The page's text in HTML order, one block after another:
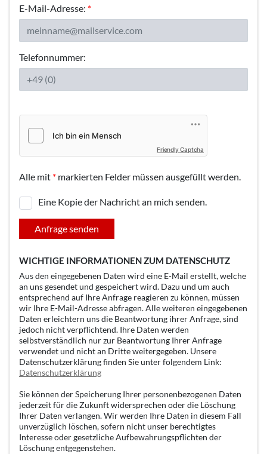
E-Mail-Adresse: *
Telefonnummer:
Friendly Captcha
Alle mit * markierten Felder müssen ausgefüllt werden.
Eine Kopie der Nachricht an mich senden.
Anfrage senden
WICHTIGE INFORMATIONEN ZUM DATENSCHUTZ
Aus den eingegebenen Daten wird eine E-Mail erstellt, welche
an uns gesendet und gespeichert wird. Dazu und um auch
entsprechend auf Ihre Anfrage reagieren zu können, müssen
wir Ihre E-Mail-Adresse abfragen. Alle weiteren eingegebenen
Daten erleichtern uns die Beantwortung ihrer Anfrage, sind
jedoch nicht verpflichtend. Ihre Daten werden
selbstverständlich nur zur Beantwortung Ihrer Anfrage
verwendet und nicht an Dritte weitergegeben. Unsere
Datenschutzerklärung finden Sie unter folgendem Link:
Datenschutzerklärung
Sie können der Speicherung Ihrer personenbezogenen Daten
jederzeit für die Zukunft widersprechen oder die Löschung
Ihrer Daten verlangen. Wir werden Ihre Daten in diesem Fall
unverzüglich löschen, sofern nicht unser berechtigtes
Interesse oder gesetzliche Aufbewahrungspflichten der
Löschung entgegenstehen.